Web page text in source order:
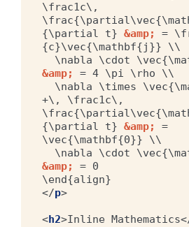
\frac1c\,
{\partial t} &amp;
=
{c}\vec{\mathbf{j}} \\
&amp;
= 4 \pi \rho \\
+\, \frac1c\,
{\partial t} &amp;
=
\vec{\mathbf{0}} \\
&amp;
= 0
</p>
<h2>Inline Mathematics